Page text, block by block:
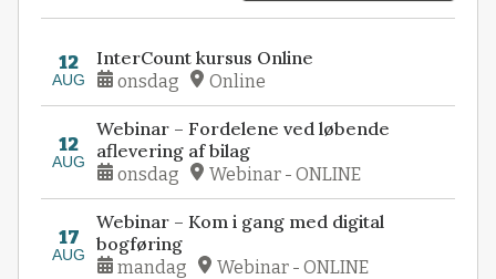
12
AUG
InterCount kursus Online
onsdag Online
12
AUG
Webinar – Fordelene ved løbende
aflevering af bilag
onsdag Webinar - ONLINE
17
AUG
Webinar – Kom i gang med digital
bogføring
mandag Webinar - ONLINE